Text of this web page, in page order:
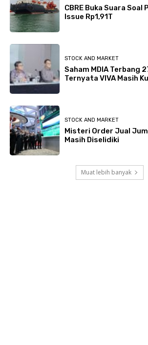
CBRE Buka Suara
Issue Rp1,91T
STOCK AND MARKET
Saham MDIA Terbang
Ternyata VIVA Masih
STOCK AND MARKET
Misteri Order Jual
Masih Diselidiki
Muat lebih banyak